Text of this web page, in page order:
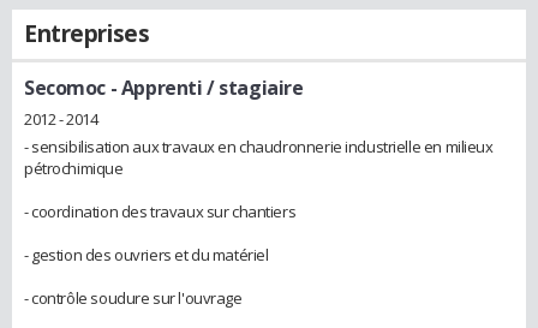
Entreprises
Secomoc - Apprenti / stagiaire
2012 - 2014
- sensibilisation aux travaux en chaudronnerie industrielle en milieux
pétrochimique
- coordination des travaux sur chantiers
- gestion des ouvriers et du matériel
- contrôle soudure sur l'ouvrage